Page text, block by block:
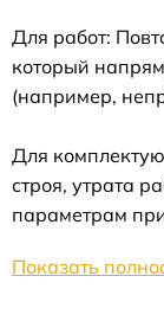
Для работ:
который
(например,
Для
строя, утрата
параметрам
Показать